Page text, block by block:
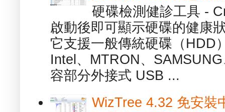
硬碟檢測健診工具 -
啟動後即可顯示硬碟的健康
它支援一般傳統硬碟（HDD
Intel、MTRON、
容部分外接式 USB ...
WizTree 4.32 免安裝